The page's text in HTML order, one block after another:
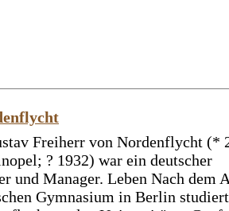
Freiherr von Nordenflycht (*
? 1932) war ein deutscher
und Manager. Leben Nach dem
Gymnasium in Berlin